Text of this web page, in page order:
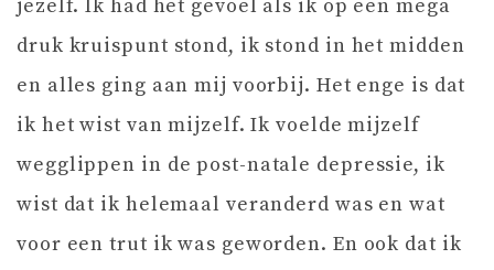
jezelf. Ik had het gevoel als ik op een mega
druk kruispunt stond, ik stond in het midden
en alles ging aan mij voorbij. Het enge is dat
ik het wist van mijzelf. Ik voelde mijzelf
wegglippen in de post-natale depressie, ik
wist dat ik helemaal veranderd was en wat
voor een trut ik was geworden. En ook dat ik